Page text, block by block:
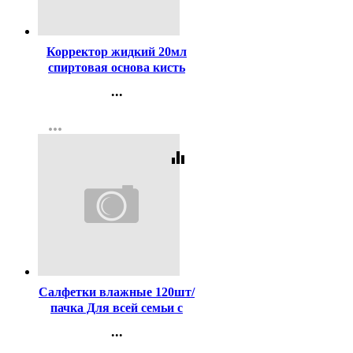
Корректор жидкий 20мл
спиртовая основа кисть
...
Регистрация
more_horiz
equalizer
Салфетки влажные 120шт/
пачка Для всей семьи с
эффектом с крышкой
...